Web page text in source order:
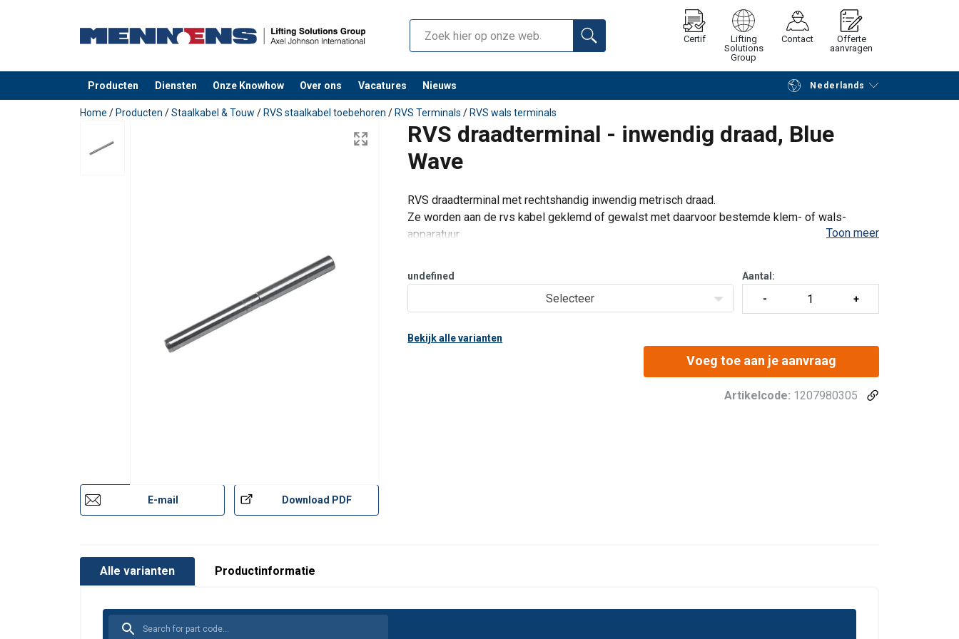
Certif
Lifting
Solutions
Group
Contact
Offerte
aanvragen
Producten Diensten Onze Knowhow Over ons Vacatures Nieuws Nederlands
toegevoegd aan uw offerte Verder winkelen Vraag offerte aan
Home / Producten /Staalkabel & Touw / RVS staalkabel toebehoren / RVS Terminals / RVS wals terminals
RVS draadterminal - inwendig draad, Blue
Wave
E-mail Download PDF
RVS draadterminal met rechtshandig inwendig metrisch draad.
Ze worden aan de rvs kabel geklemd of gewalst met daarvoor bestemde klem- of wals-
apparatuur.
kabeleinden gewalst.
Toon meer
undefined
Selecteer
Aantal:
Bekijk alle varianten
Voeg toe aan je aanvraag
Artikelcode: 1207980305
Alle varianten Productinformatie
Afwerking:
Waarschuwing: